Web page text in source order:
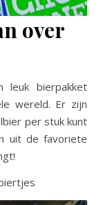
over
leuk bierpakket
wereld. Er zijn
per stuk kunt
uit de favoriete